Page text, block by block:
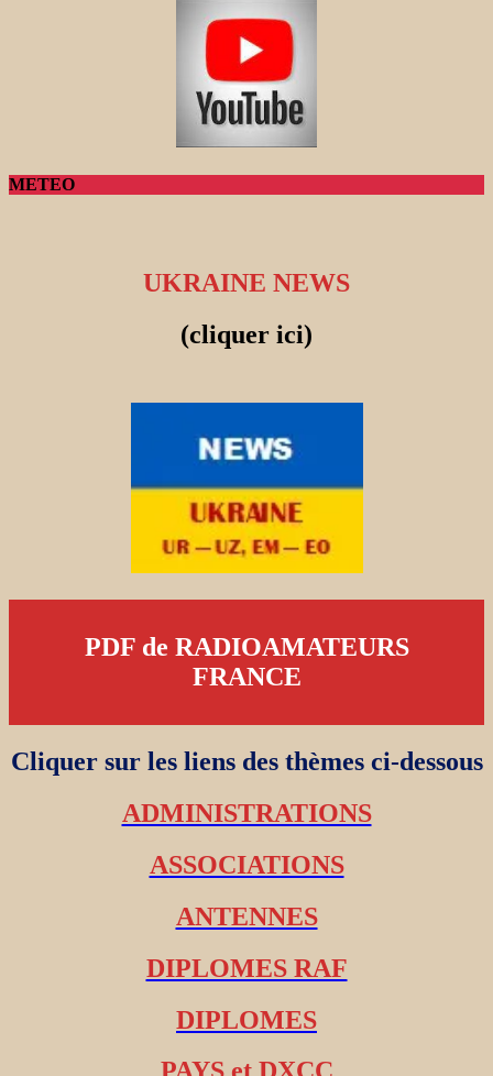
METEO
UKRAINE NEWS
(cliquer ici)
PDF de RADIOAMATEURS
FRANCE
Cliquer sur les liens des thèmes ci-dessous
ADMINISTRATIONS
ASSOCIATIONS
ANTENNES
DIPLOMES RAF
DIPLOMES